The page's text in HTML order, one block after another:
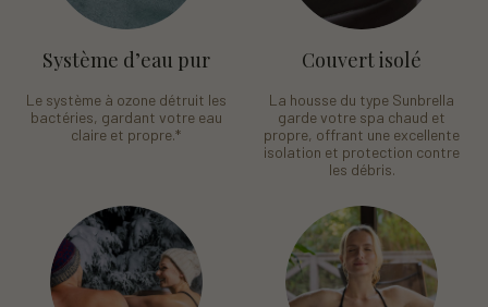
Système d’eau pur
Le système à ozone détruit les
bactéries, gardant votre eau
claire et propre.*
Couvert isolé
La housse du type Sunbrella
garde votre spa chaud et
propre, offrant une excellente
isolation et protection contre
les débris.